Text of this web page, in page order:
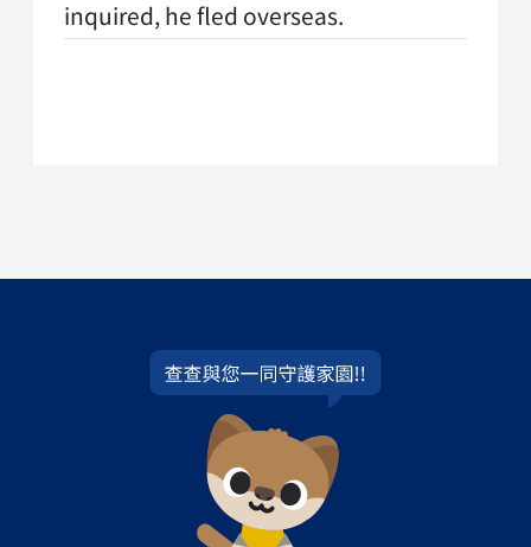
inquired, he fled overseas.